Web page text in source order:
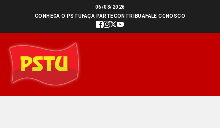
conteúdo
06/08/2026
CONHEÇA O PSTU FAÇA PARTECONTRIBUAFALE CONOSCO